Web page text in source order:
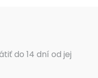
do 14 dní od jej